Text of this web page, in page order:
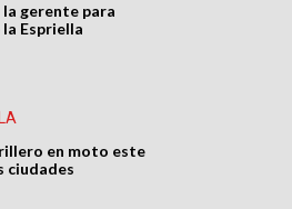
la gerente para
Espriella
en moto este
ciudades